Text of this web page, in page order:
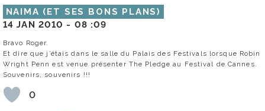
NAIMA (ET SES BONS PLANS)
14 JAN 2010 - 08 :09
Bravo Roger.
Et dire que j’étais dans le salle du Palais des Festivals lorsque Robin
Wright Penn est venue présenter The Pledge au Festival de Cannes.
Souvenirs, souvenirs !!!
0